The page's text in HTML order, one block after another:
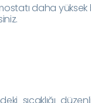
daha
sıcaklığı